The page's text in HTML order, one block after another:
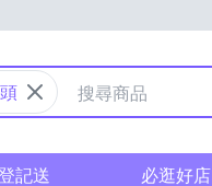
心
記送 必逛好店